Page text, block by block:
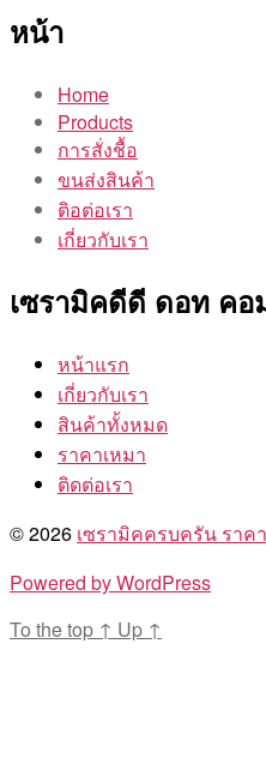
หน้า
Home
Products
การสั่งชื้อ
ขนส่งสินค้า
ติอต่อเรา
เกี่ยวกับเรา
เซรามิคดีดี ดอท คอ
หน้าแรก
เกี่ยวกับเรา
สินค้าทั้งหมด
ราคาเหมา
ติดต่อเรา
© 2026 เซรามิคครบครัน ราค
Powered by WordPress
To the top ↑ Up ↑